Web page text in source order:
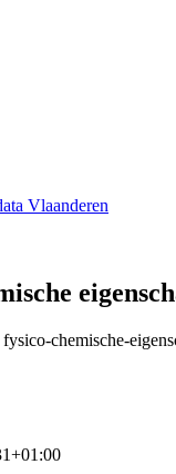
Vlaanderen
chemische-